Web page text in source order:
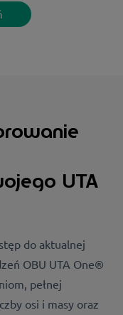
UTA
do aktualnej
OBU UTA One®
pełnej
osi i masy oraz